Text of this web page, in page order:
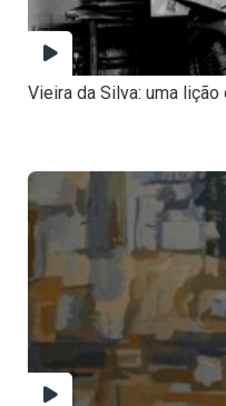
Vieira da Silva: uma lição